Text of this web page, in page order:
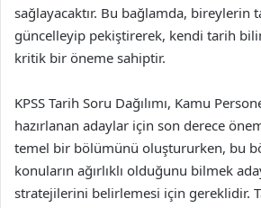
sağlayacaktır. Bu bağlamda, bireylerin
güncelleyip pekiştirerek, kendi tarih
kritik bir öneme sahiptir.
KPSS Tarih Soru Dağılımı, Kamu
hazırlanan adaylar için son derece
temel bir bölümünü oluştururken, bu
konuların ağırlıklı olduğunu bilmek
stratejilerini belirlemesi için gereklidir.